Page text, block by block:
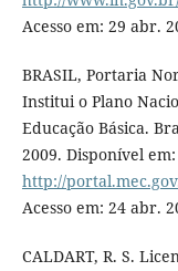
Acesso em: 29 abr.
BRASIL, Portaria
Institui o Plano
Educação Básica.
2009. Disponível em:
http://
Acesso em: 24 abr.
CALDART, R. S.